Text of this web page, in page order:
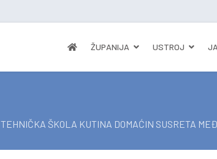
ŽUPANIJA USTROJ
TEHNIČKA ŠKOLA KUTINA DOMAĆIN SUSRETA